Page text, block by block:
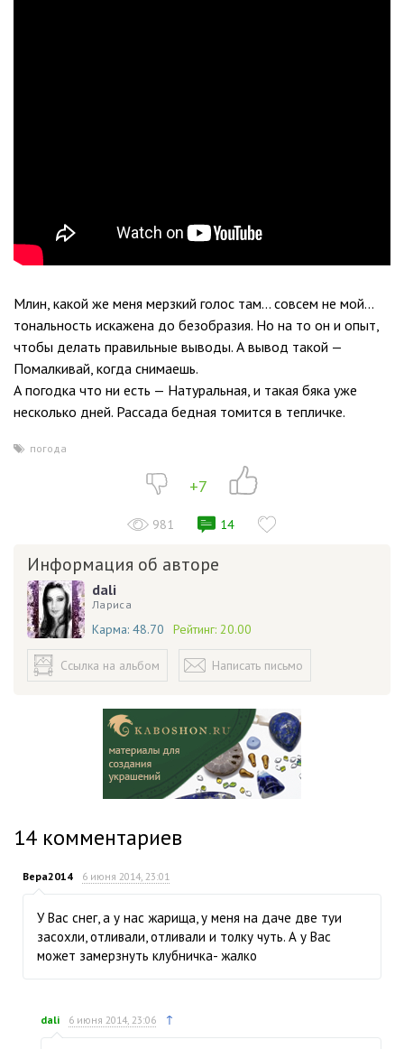
Млин, какой же меня мерзкий голос там… совсем не мой…
тональность искажена до безобразия. Но на то он и опыт,
чтобы делать правильные выводы. А вывод такой —
Помалкивай, когда снимаешь.
А погодка что ни есть — Натуральная, и такая бяка уже
несколько дней. Рассада бедная томится в тепличке.
погода
+7
981 14
Информация об авторе
dali
Лариса
Карма: 48.70 Рейтинг: 20.00
Ссылка на альбом Написать письмо
14 комментариев
Вера2014 6 июня 2014, 23:01
У Вас снег, а у нас жарища, у меня на даче две туи
засохли, отливали, отливали и толку чуть. А у Вас
может замерзнуть клубничка- жалко
dali 6 июня 2014, 23:06 ↑